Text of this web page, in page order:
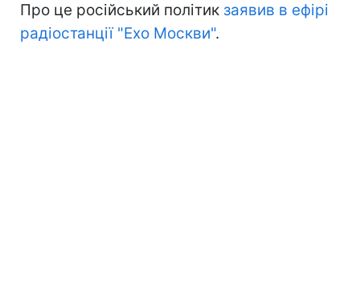
Про це російський політик заявив в ефірі
радіостанції "Ехо Москви".